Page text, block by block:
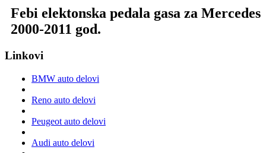
Febi elektonska pedala gasa za Mercedes
2000-2011 god.
Linkovi
BMW auto delovi
Reno auto delovi
Peugeot auto delovi
Audi auto delovi